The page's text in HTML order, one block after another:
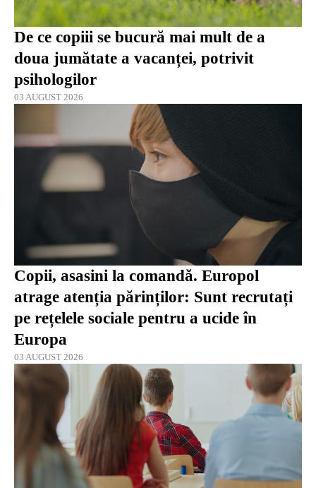
De ce copiii se bucură mai mult de a
doua jumătate a vacanței, potrivit
psihologilor
03 AUGUST 2026
Copii, asasini la comandă. Europol
atrage atenția părinților: Sunt recrutați
pe rețelele sociale pentru a ucide în
Europa
03 AUGUST 2026